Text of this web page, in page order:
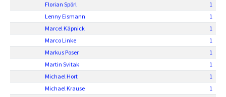
Florian Spörl
1
Lenny Eismann
1
Marcel Käpnick
1
Marco Linke
1
Markus Poser
1
Martin Svitak
1
Michael Hort
1
Michael Krause
1